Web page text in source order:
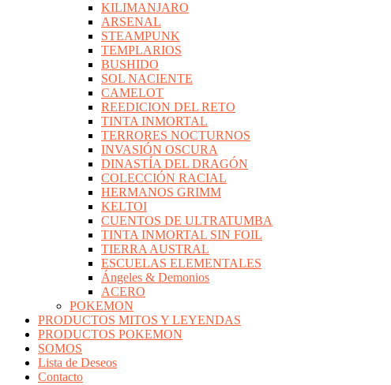
KILIMANJARO
ARSENAL
STEAMPUNK
TEMPLARIOS
BUSHIDO
SOL NACIENTE
CAMELOT
REEDICION DEL RETO
TINTA INMORTAL
TERRORES NOCTURNOS
INVASIÓN OSCURA
DINASTÍA DEL DRAGÓN
COLECCIÓN RACIAL
HERMANOS GRIMM
KELTOI
CUENTOS DE ULTRATUMBA
TINTA INMORTAL SIN FOIL
TIERRA AUSTRAL
ESCUELAS ELEMENTALES
Ángeles & Demonios
ACERO
POKEMON
PRODUCTOS MITOS Y LEYENDAS
PRODUCTOS POKEMON
SOMOS
Lista de Deseos
Contacto